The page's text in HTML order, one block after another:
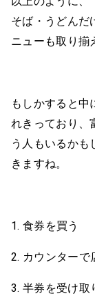
そば・うどんだ
ニューも取り揃
もしかすると
れきっており、
う人もいるかも
きますね。
1. 食券を買う
2. カウンターで
3. 半券を受け取